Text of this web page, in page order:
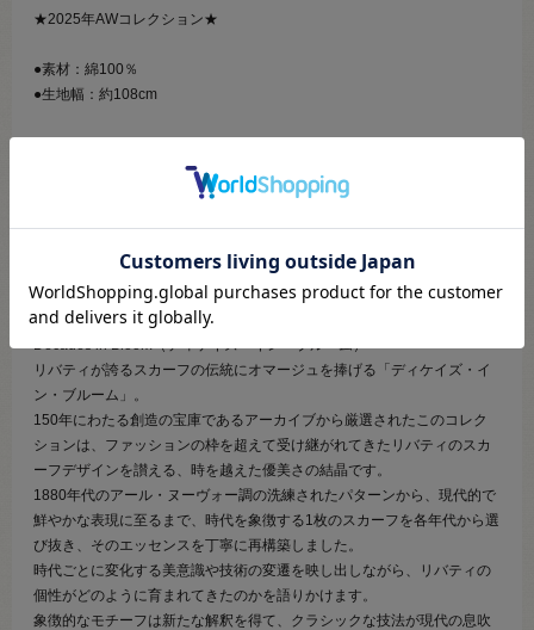
★2025年AWコレクション★
●素材：綿100％
●生地幅：約108cm
上品な艶とやわらかな肌ざわりが特徴のリバティ・ファブリックスのタ
ブラウスやワンピース、スカートなどの衣類の他、小物やインテリアな
ど幅広くお使いいただけます。
リバティが誇るスカーフの伝統にオマージュを捧げる「ディケイズ・イ
ン・ブルーム」。
150年にわたる創造の宝庫であるアーカイブから厳選されたこのコレク
ションは、ファッションの枠を超えて受け継がれてきたリバティのスカ
ーフデザインを讃える、時を越えた優美さの結晶です。
1880年代のアール・ヌーヴォー調の洗練されたパターンから、現代的で
鮮やかな表現に至るまで、時代を象徴する1枚のスカーフを各年代から選
び抜き、そのエッセンスを丁寧に再構築しました。
時代ごとに変化する美意識や技術の変遷を映し出しながら、リバティの
個性がどのように育まれてきたのかを語りかけます。
象徴的なモチーフは新たな解釈を得て、クラシックな技法が現代の息吹